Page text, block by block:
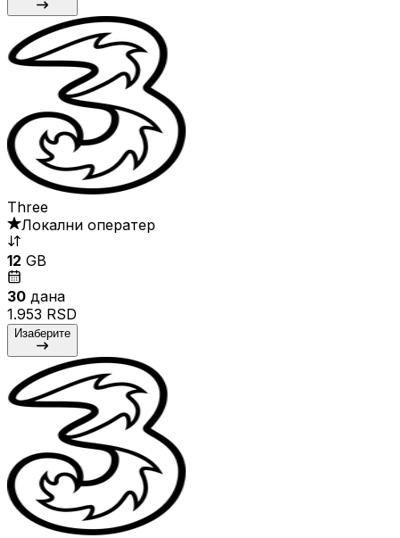
Three
Локални оператер
12 GB
30 дана
1.953 RSD
Изаберите